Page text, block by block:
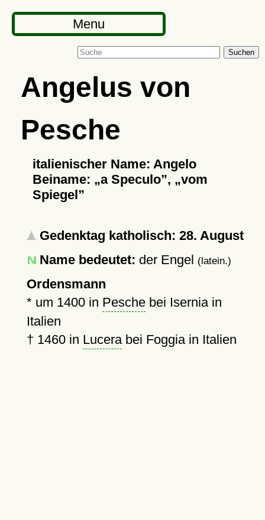
Menu
Suchen
Angelus von
Pesche
italienischer Name: Angelo
Beiname:
a Speculo ,
vom
Spiegel
Gedenktag katholisch: 28. August
Name bedeutet: der Engel (latein.)
Ordensmann
* um 1400in Peschebei Isernia in
Italien
† 1460in Lucerabei Foggia in Italien